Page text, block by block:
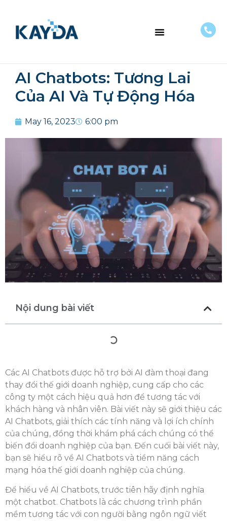
AI Chatbots: Tương Lai
Của AI Và Tự Động Hóa
May 16, 2023 6:00 pm
Nội dung bài viết
Các AI Chatbots được hỗ trợ bởi AI đàm thoại đang
thay đổi thế giới doanh nghiệp, cung cấp cho các
công ty một cách hiệu quả hơn để tương tác với
khách hàng và nhân viên. Bài viết này sẽ giới thiệu các
AI Chatbots, giải thích các tính năng và lợi ích chính
của chúng, đồng thời khám phá cách chúng có thể
biến đổi doanh nghiệp của bạn. Đến cuối bài viết này,
bạn sẽ hiểu rõ về AI Chatbots và tiềm năng cách
mạng hóa thế giới doanh nghiệp của chúng.
Để hiểu về AI Chatbots, trước tiên hãy định nghĩa
một chatbot. Chatbots là các chương trình phần
mềm tương tác với con người bằng ngôn ngữ viết